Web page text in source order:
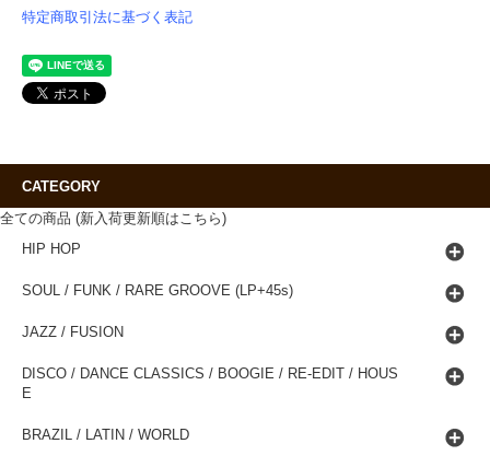
特定商取引法に基づく表記
CATEGORY
全ての商品 (新入荷更新順はこちら)
HIP HOP
SOUL / FUNK / RARE GROOVE (LP+45s)
JAZZ / FUSION
DISCO / DANCE CLASSICS / BOOGIE / RE-EDIT / HOUS
E
BRAZIL / LATIN / WORLD